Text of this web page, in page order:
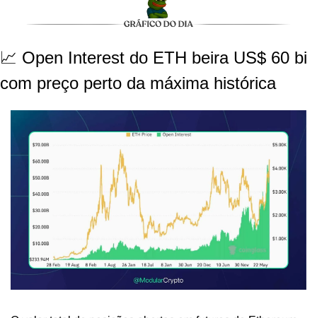
📈 Open Interest do ETH beira US$ 60 bi
com preço perto da máxima histórica